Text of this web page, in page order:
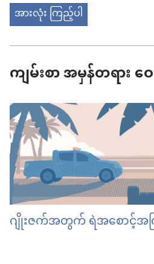
အားလုံး ကြည့်ပါ
ကျမ်းစာ အမှန်တရား ဝေ
ဂျိုးဇက်အတွက် ရဲအစောင့်အ